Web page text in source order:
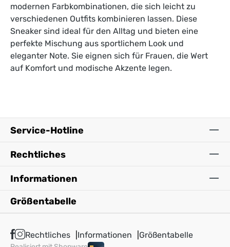
modernen Farbkombinationen, die sich leicht zu
verschiedenen Outfits kombinieren lassen. Diese
Sneaker sind ideal für den Alltag und bieten eine
perfekte Mischung aus sportlichem Look und
eleganter Note. Sie eignen sich für Frauen, die Wert
auf Komfort und modische Akzente legen.
Service-Hotline
Rechtliches
Informationen
Größentabelle
Rechtliches Informationen Größentabelle